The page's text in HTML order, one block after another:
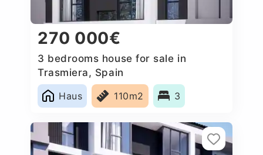
270 000€
3 bedrooms house for sale in
Trasmiera, Spain
Haus
110m2 3